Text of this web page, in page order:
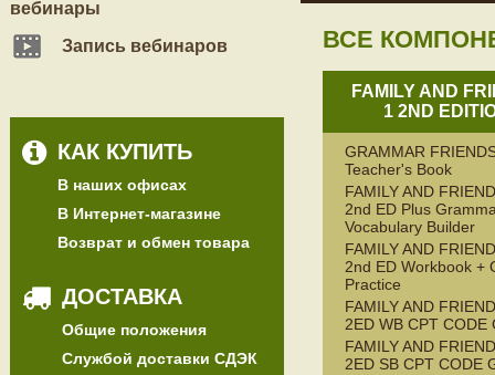
вебинары
Запись вебинаров
КАК КУПИТЬ
В наших офисах
В Интернет-магазине
Возврат и обмен товара
ДОСТАВКА
Общие положения
Службой доставки СДЭК
ВСЕ
FAMILY AND
1 2ND
GRAMMAR
Teacher's Book
FAMILY AND
2nd ED Plus
Vocabulary Builder
FAMILY AND
2nd ED Workbook +
Practice
FAMILY AND
2ED WB CPT CODE
FAMILY AND
2ED SB CPT CODE